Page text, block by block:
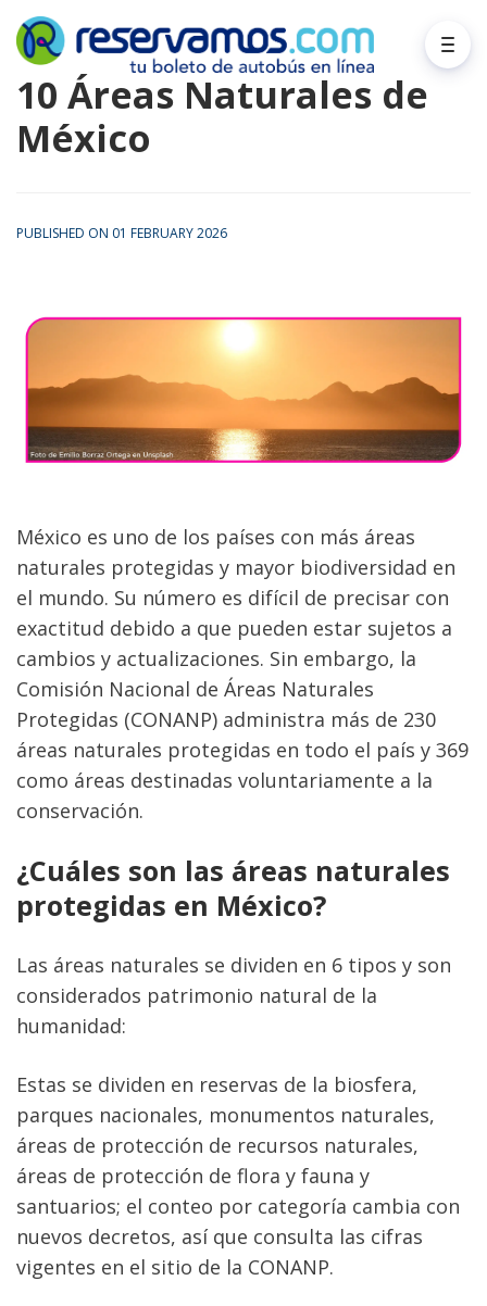
10 Áreas Naturales de
México
PUBLISHED ON 01 FEBRUARY 2026
México es uno de los países con más áreas
naturales protegidas y mayor biodiversidad en
el mundo. Su número es difícil de precisar con
exactitud debido a que pueden estar sujetos a
cambios y actualizaciones. Sin embargo, la
Comisión Nacional de Áreas Naturales
Protegidas (CONANP) administra más de 230
áreas naturales protegidas en todo el país y 369
como áreas destinadas voluntariamente a la
conservación.
¿Cuáles son las áreas naturales
protegidas en México?
Las áreas naturales se dividen en 6 tipos y son
considerados patrimonio natural de la
humanidad:
Estas se dividen en reservas de la biosfera,
parques nacionales, monumentos naturales,
áreas de protección de recursos naturales,
áreas de protección de flora y fauna y
santuarios; el conteo por categoría cambia con
nuevos decretos, así que consulta las cifras
vigentes en el sitio de la CONANP.